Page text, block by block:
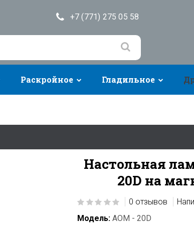
+7 (771) 275 05 58
Раскройное Гладильное
Настольная
20D на
0 отзывов
Модель: AOM - 20D